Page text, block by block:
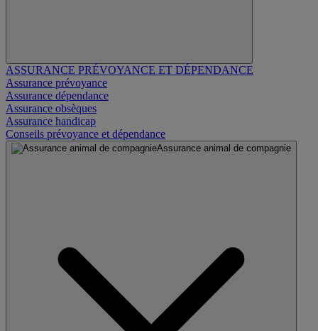
ASSURANCE PRÉVOYANCE ET DÉPENDANCE
Assurance prévoyance
Assurance dépendance
Assurance obsèques
Assurance handicap
Conseils prévoyance et dépendance
Assurance animal de compagnie